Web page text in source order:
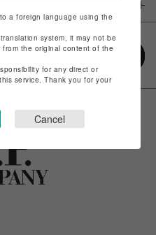
a foreign language using the
system, it may not be
the original content of the
for any direct or
service. Thank you for your
Cancel